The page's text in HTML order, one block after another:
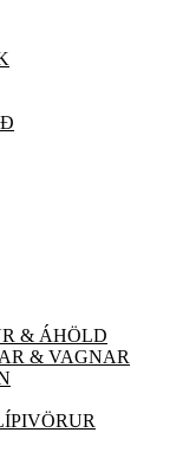
& ÁHÖLD
& VAGNAR
VÖRUR